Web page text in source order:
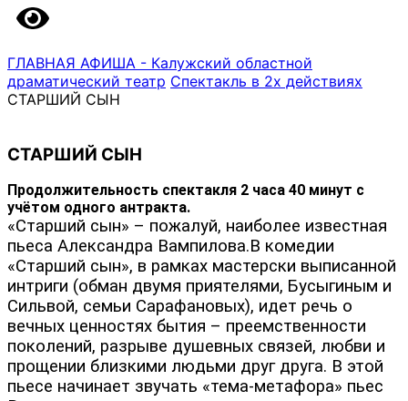
ГЛАВНАЯ АФИША - Калужский областной
драматический театр Спектакль в 2х действиях
СТАРШИЙ СЫН
СТАРШИЙ СЫН
Продолжительность спектакля 2 часа 40 минут с
учётом одного антракта.
«Старший сын» – пожалуй, наиболее известная
пьеса Александра Вампилова.В комедии
«Старший сын», в рамках мастерски выписанной
интриги (обман двумя приятелями, Бусыгиным и
Сильвой, семьи Сарафановых), идет речь о
вечных ценностях бытия – преемственности
поколений, разрыве душевных связей, любви и
прощении близкими людьми друг друга. В этой
пьесе начинает звучать «тема-метафора» пьес